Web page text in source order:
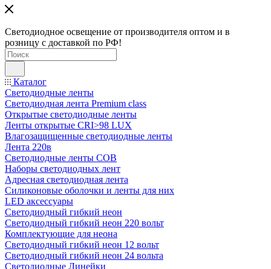
Светодиодное освещение от производителя оптом и в
розницу с доставкой по РФ!
Каталог
Светодиодные ленты
Светодиодная лента Premium class
Открытые светодиодные ленты
Ленты открытые CRI>98 LUX
Влагозащищенные светодиодные ленты
Лента 220в
Светодиодные ленты COB
Наборы светодиодных лент
Адресная светодиодная лента
Силиконовые оболочки и ленты для них
LED аксессуары
Светодиодный гибкий неон
Светодиодный гибкий неон 220 вольт
Комплектующие для неона
Светодиодный гибкий неон 12 вольт
Светодиодный гибкий неон 24 вольта
Светодиодные Линейки